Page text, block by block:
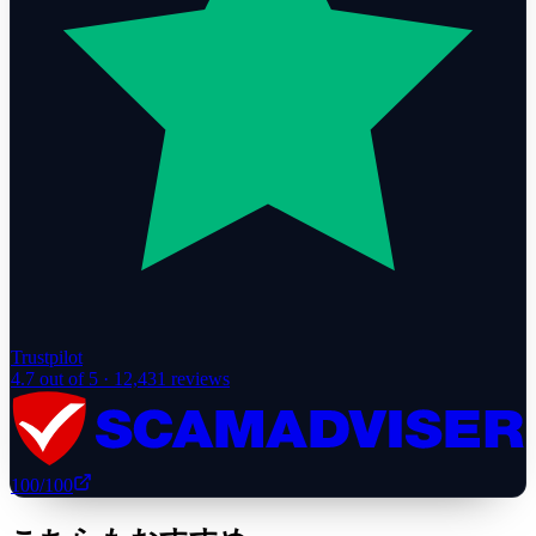
Trustpilot
4.7 out of 5 · 12,431 reviews
100/100